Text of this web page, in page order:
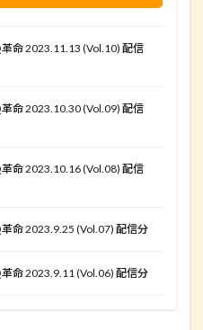
命 2023.11.13 (Vol.10) 配信
命 2023.10.30 (Vol.09) 配信
命 2023.10.16 (Vol.08) 配信
命 2023.9.25 (Vol.07) 配信分
命 2023.9.11 (Vol.06) 配信分